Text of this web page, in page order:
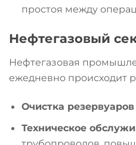
простоя между
Нефтегазовый
Нефтегазовая
ежедневно происходит
Очистка
Техническое